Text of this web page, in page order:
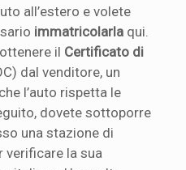
all’estero e volete
immatricolarla qui.
il Certificato di
dal venditore, un
l’auto rispetta le
dovete sottoporre
una stazione di
la sua